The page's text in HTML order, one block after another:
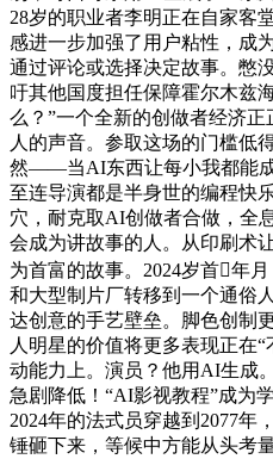
28岁的职业者李明正在自家客
感进一步加强了用户粘性，成
通过评论或选择决定故事。憋
吁其他国度担任保障霍尔木兹
么？”一个全新的创做者经济
人的声音。参取这场的门槛低
然——当AI东西让每小我都能
至连导演都是半身世的编程快
穴，耐克取AI创做者合做，全
会成为讲故事的人。从印刷术
为首富的故事。2024岁首年
和大型制片厂转移到一个通俗
达创意的手艺壁垒。脚色创制
人明星的价值将更多表现正在
动能力上。演员？他用AI生成
急剧降低！“AI影视教程”成为
2024年的法式员穿越到2077年
锤砸下来，等候中方能从头考